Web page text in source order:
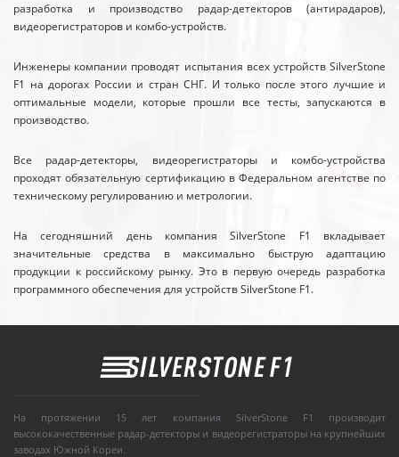
разработка и производство радар-детекторов (антирадаров),
видеорегистраторов и комбо-устройств.
Инженеры компании проводят испытания всех устройств SilverStone
F1 на дорогах России и стран СНГ. И только после этого лучшие и
оптимальные модели, которые прошли все тесты, запускаются в
производство.
Все радар-детекторы, видеорегистраторы и комбо-устройства
проходят обязательную сертификацию в Федеральном агентстве по
техническому регулированию и метрологии.
На сегодняшний день компания SilverStone F1 вкладывает
значительные средства в максимально быструю адаптацию
продукции к российскому рынку. Это в первую очередь разработка
программного обеспечения для устройств SilverStone F1.
На протяжении 15 лет компания SilverStone F1 производит
высококачественные радар-детекторы и видеорегистраторы на крупнейших
заводах Южной Кореи.